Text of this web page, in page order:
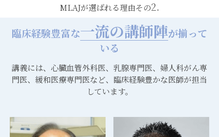
MLAJが選ばれる理由その2.
臨床経験豊富な一流の講師陣が揃って
いる
講義には、心臓血管外科医、乳腺専門医、婦人科がん専
門医、緩和医療専門医など、臨床経験豊かな医師が担当
しています。